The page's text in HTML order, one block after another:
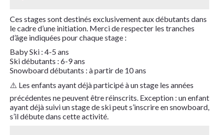
Ces stages sont destinés exclusivement aux débutants dans
le cadre d’une initiation. Merci de respecter les tranches
d’âge indiquées pour chaque stage :
Baby Ski : 4-5 ans
Ski débutants : 6-9 ans
Snowboard débutants : à partir de 10 ans
⚠️ Les enfants ayant déjà participé à un stage les années
précédentes ne peuvent être réinscrits. Exception : un enfant
ayant déjà suivi un stage de ski peut s’inscrire en snowboard,
s’il débute dans cette activité.